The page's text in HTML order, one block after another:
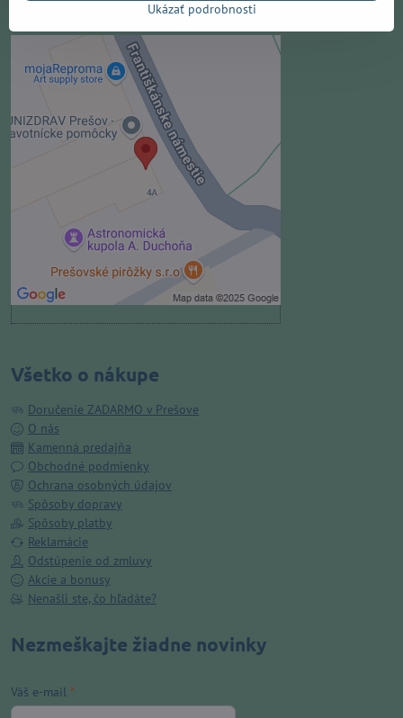
Externý obsah je blokovaný
Voľbami súkromia
Prajete si načítať externý obsah?
Povoliť tentokrát
Povoliť a zapamätať - súhlas s
druhom cookie: Funkčné
Otvoriť obsah v novom okne
Všetko o nákupe
Doručenie ZADARMO v Prešove
O nás
Kamenná predajňa
Obchodné podmienky
Ochrana osobných údajov
Spôsoby dopravy
Spôsoby platby
Reklamácie
Odstúpenie od zmluvy
Akcie a bonusy
Nenašli ste, čo hľadáte?
Nezmeškajte žiadne novinky
Váš e-mail *
Ukázať podrobnosti